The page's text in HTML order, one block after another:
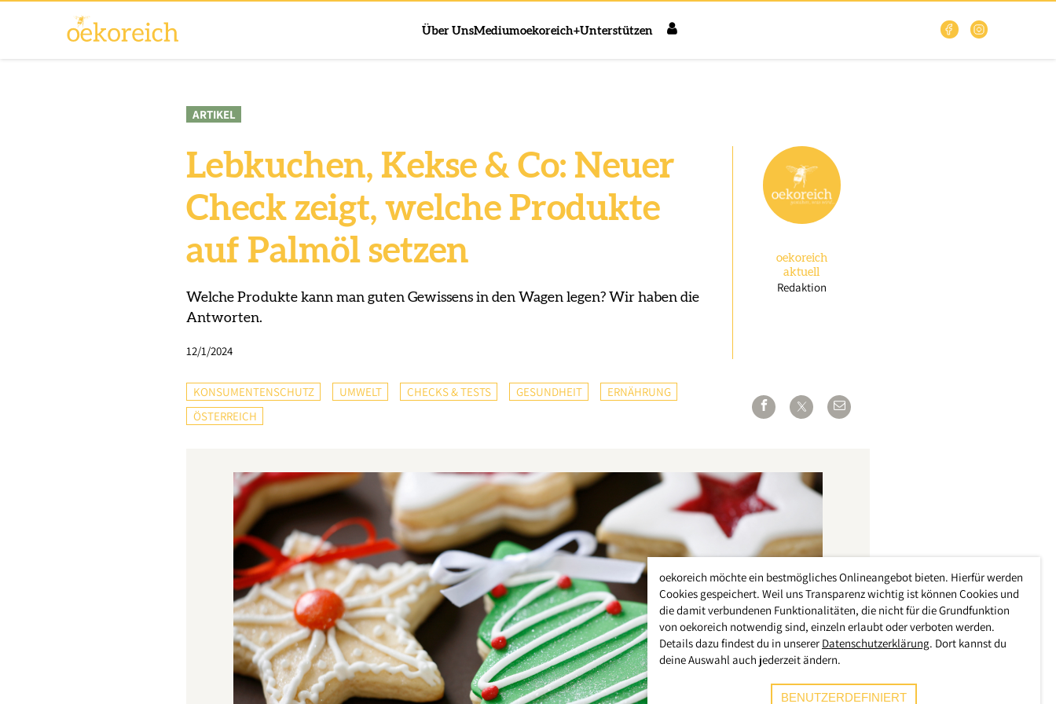
Über UnsMediumoekoreich+Unterstützen
ARTIKEL
Lebkuchen, Kekse & Co: Neuer
Check zeigt, welche Produkte
auf Palmöl setzen
Welche Produkte kann man guten Gewissens in den Wagen legen? Wir haben die
Antworten.
12/1/2024
oekoreich
aktuell
Redaktion
KONSUMENTENSCHUTZ UMWELT CHECKS & TESTS GESUNDHEIT
ERNÄHRUNG
ÖSTERREICH
oekoreich möchte ein bestmögliches Onlineangebot bieten. Hierfür werden
Cookies gespeichert. Weil uns Transparenz wichtig ist können Cookies und
die damit verbundenen Funktionalitäten, die nicht für die Grundfunktion
von oekoreich notwendig sind, einzeln erlaubt oder verboten werden.
Details dazu findest du in unserer Datenschutzerklärung. Dort kannst du
deine Auswahl auch jederzeit ändern.
BENUTZERDEFINIERT